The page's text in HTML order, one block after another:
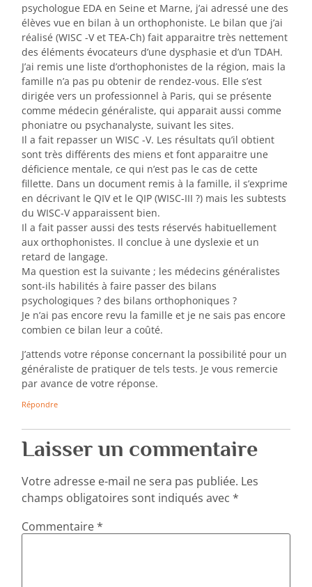
psychologue EDA en Seine et Marne, j’ai adressé une des
élèves vue en bilan à un orthophoniste. Le bilan que j’ai
réalisé (WISC -V et TEA-Ch) fait apparaitre très nettement
des éléments évocateurs d’une dysphasie et d’un TDAH.
J’ai remis une liste d’orthophonistes de la région, mais la
famille n’a pas pu obtenir de rendez-vous. Elle s’est
dirigée vers un professionnel à Paris, qui se présente
comme médecin généraliste, qui apparait aussi comme
phoniatre ou psychanalyste, suivant les sites.
Il a fait repasser un WISC -V. Les résultats qu’il obtient
sont très différents des miens et font apparaitre une
déficience mentale, ce qui n’est pas le cas de cette
fillette. Dans un document remis à la famille, il s’exprime
en décrivant le QIV et le QIP (WISC-III ?) mais les subtests
du WISC-V apparaissent bien.
Il a fait passer aussi des tests réservés habituellement
aux orthophonistes. Il conclue à une dyslexie et un
retard de langage.
Ma question est la suivante ; les médecins généralistes
sont-ils habilités à faire passer des bilans
psychologiques ? des bilans orthophoniques ?
Je n’ai pas encore revu la famille et je ne sais pas encore
combien ce bilan leur a coûté.
J’attends votre réponse concernant la possibilité pour un
généraliste de pratiquer de tels tests. Je vous remercie
par avance de votre réponse.
Répondre
Laisser un commentaire
Votre adresse e-mail ne sera pas publiée. Les
champs obligatoires sont indiqués avec*
Commentaire*